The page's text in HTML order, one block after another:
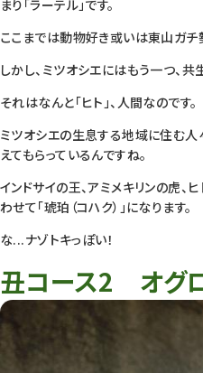
まり「ラーテル」です。
ここまでは動物好き或いは東山ガチ
しかし、ミツオシエにはもう一つ、共
それはなんと「ヒト」、人間なのです。
ミツオシエの生息する地域に住む
えてもらっているんですね。
インドサイの王、アミメキリンの虎、
わせて「琥珀（コハク）」になります。
な...ナゾトキっぽい！
丑コース2 オグ